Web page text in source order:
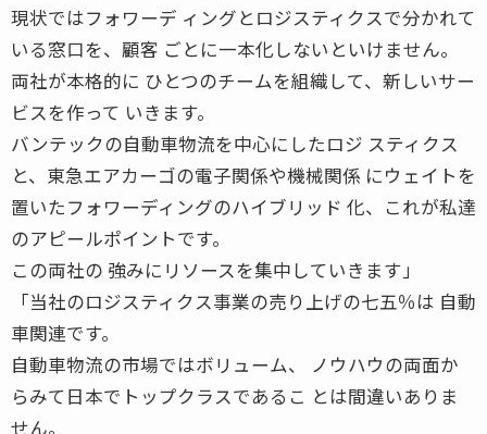
現状ではフォワーデ ィングとロジスティクスで分かれて
いる窓口を、顧客 ごとに一本化しないといけません。
両社が本格的に ひとつのチームを組織して、新しいサー
ビスを作って いきます。
バンテックの自動車物流を中心にしたロジ スティクス
と、東急エアカーゴの電子関係や機械関係 にウェイトを
置いたフォワーディングのハイブリッド 化、これが私達
のアピールポイントです。
この両社の 強みにリソースを集中していきます」
「当社のロジスティクス事業の売り上げの七五％は 自動
車関連です。
自動車物流の市場ではボリューム、 ノウハウの両面か
らみて日本でトップクラスであるこ とは間違いありま
せん。